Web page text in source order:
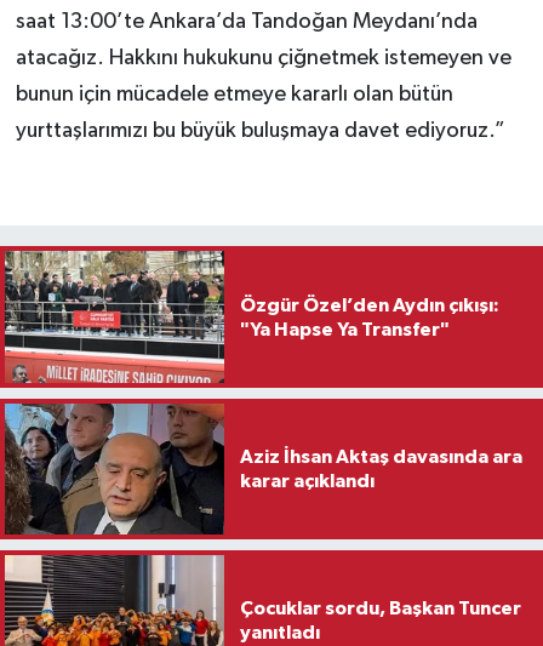
saat 13:00’te Ankara’da Tandoğan Meydanı’nda
atacağız. Hakkını hukukunu çiğnetmek istemeyen ve
bunun için mücadele etmeye kararlı olan bütün
yurttaşlarımızı bu büyük buluşmaya davet ediyoruz.”
Özgür Özel’den Aydın çıkışı:
"Ya Hapse Ya Transfer"
Aziz İhsan Aktaş davasında ara
karar açıklandı
Çocuklar sordu, Başkan Tuncer
yanıtladı